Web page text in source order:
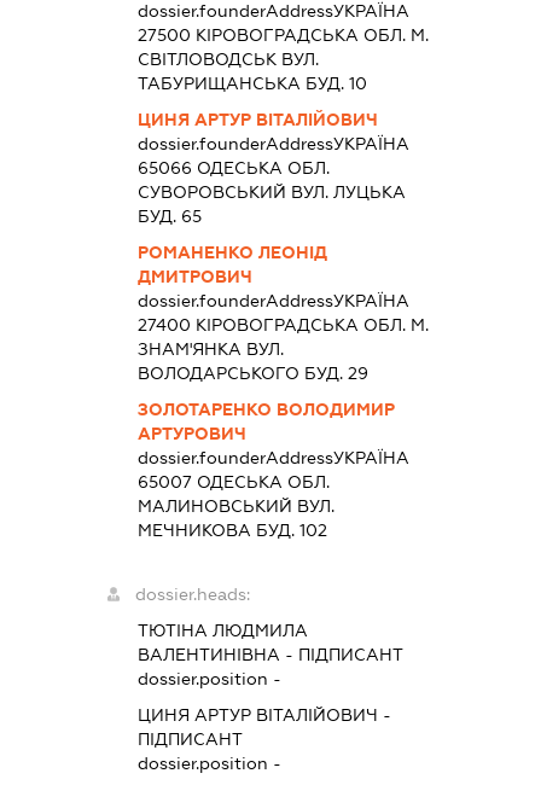
dossier.founderAddressУКРАЇНА
27500 КIРОВОГРАДСЬКА ОБЛ. М.
СВІТЛОВОДСЬК ВУЛ.
ТАБУРИЩАНСЬКА БУД. 10
ЦИНЯ АРТУР ВІТАЛІЙОВИЧ
dossier.founderAddressУКРАЇНА
65066 ОДЕСЬКА ОБЛ.
СУВОРОВСЬКИЙ ВУЛ. ЛУЦЬКА
БУД. 65
РОМАНЕНКО ЛЕОНІД
ДМИТРОВИЧ
dossier.founderAddressУКРАЇНА
27400 КIРОВОГРАДСЬКА ОБЛ. М.
ЗНАМ'ЯНКА ВУЛ.
ВОЛОДАРСЬКОГО БУД. 29
ЗОЛОТАРЕНКО ВОЛОДИМИР
АРТУРОВИЧ
dossier.founderAddressУКРАЇНА
65007 ОДЕСЬКА ОБЛ.
МАЛИНОВСЬКИЙ ВУЛ.
МЕЧНИКОВА БУД. 102
dossier.heads:
ТЮТІНА ЛЮДМИЛА
ВАЛЕНТИНІВНА - ПІДПИСАНТ
dossier.position -
ЦИНЯ АРТУР ВІТАЛІЙОВИЧ -
ПІДПИСАНТ
dossier.position -